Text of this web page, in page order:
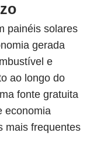
painéis solares
gerada
e
ao longo do
fonte gratuita
economia
mais frequentes